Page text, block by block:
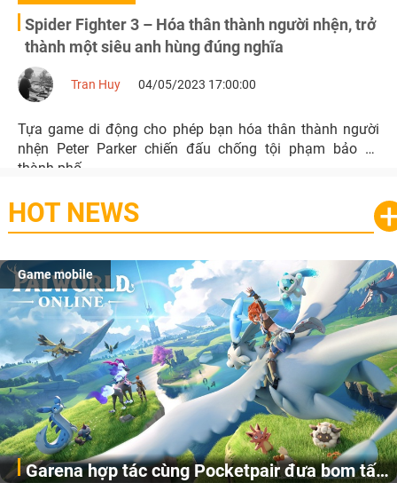
Spider Fighter 3 – Hóa thân thành người nhện, trở
thành một siêu anh hùng đúng nghĩa
Tran Huy 04/05/2023 17:00:00
Tựa game di động cho phép bạn hóa thân thành người
nhện Peter Parker chiến đấu chống tội phạm bảo vệ
thành phố.
HOT NEWS
Game mobile
Garena hợp tác cùng Pocketpair đưa bom tấn